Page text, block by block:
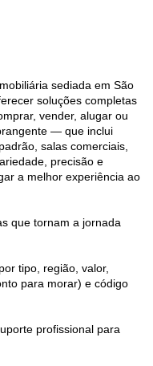
sediada em São
soluções completas
vender, alugar ou
— que inclui
salas comerciais,
precisão e
a melhor experiência ao
que tornam a jornada
tipo, região, valor,
para morar) e código
profissional para